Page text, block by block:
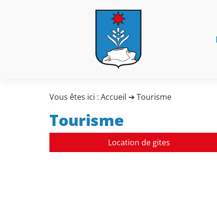
Vous êtes ici : Accueil ➔Tourisme
Tourisme
Location de gites